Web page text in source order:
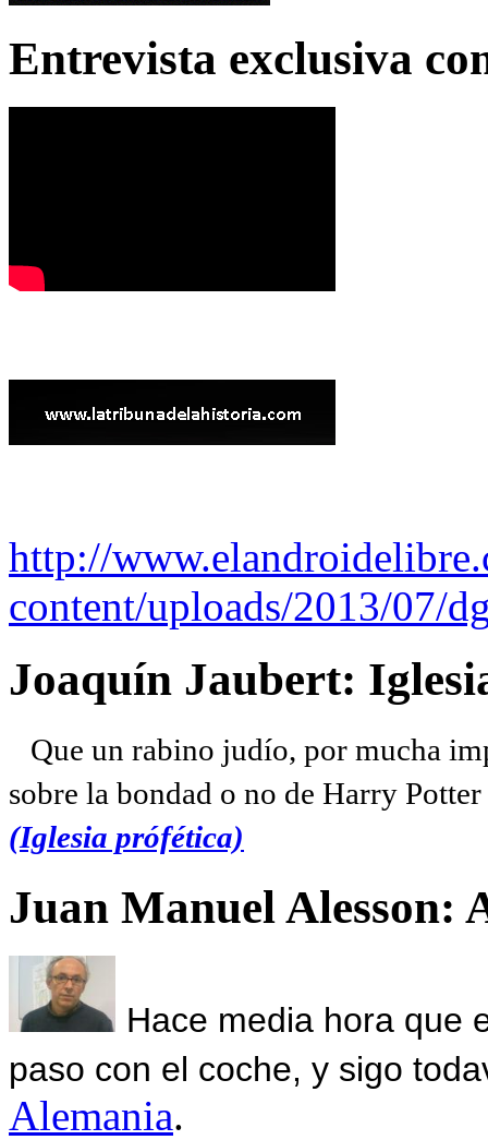
Entrevista exclusiva
http://
content/uploads/2013/07/
Joaquín Jaubert:
Que un rabino judío, por mucha
sobre la bondad o no de Harry
(Iglesia prófética)
Juan Manuel Alesson:
Hace media hora que
paso con el coche, y sigo
Alemania.